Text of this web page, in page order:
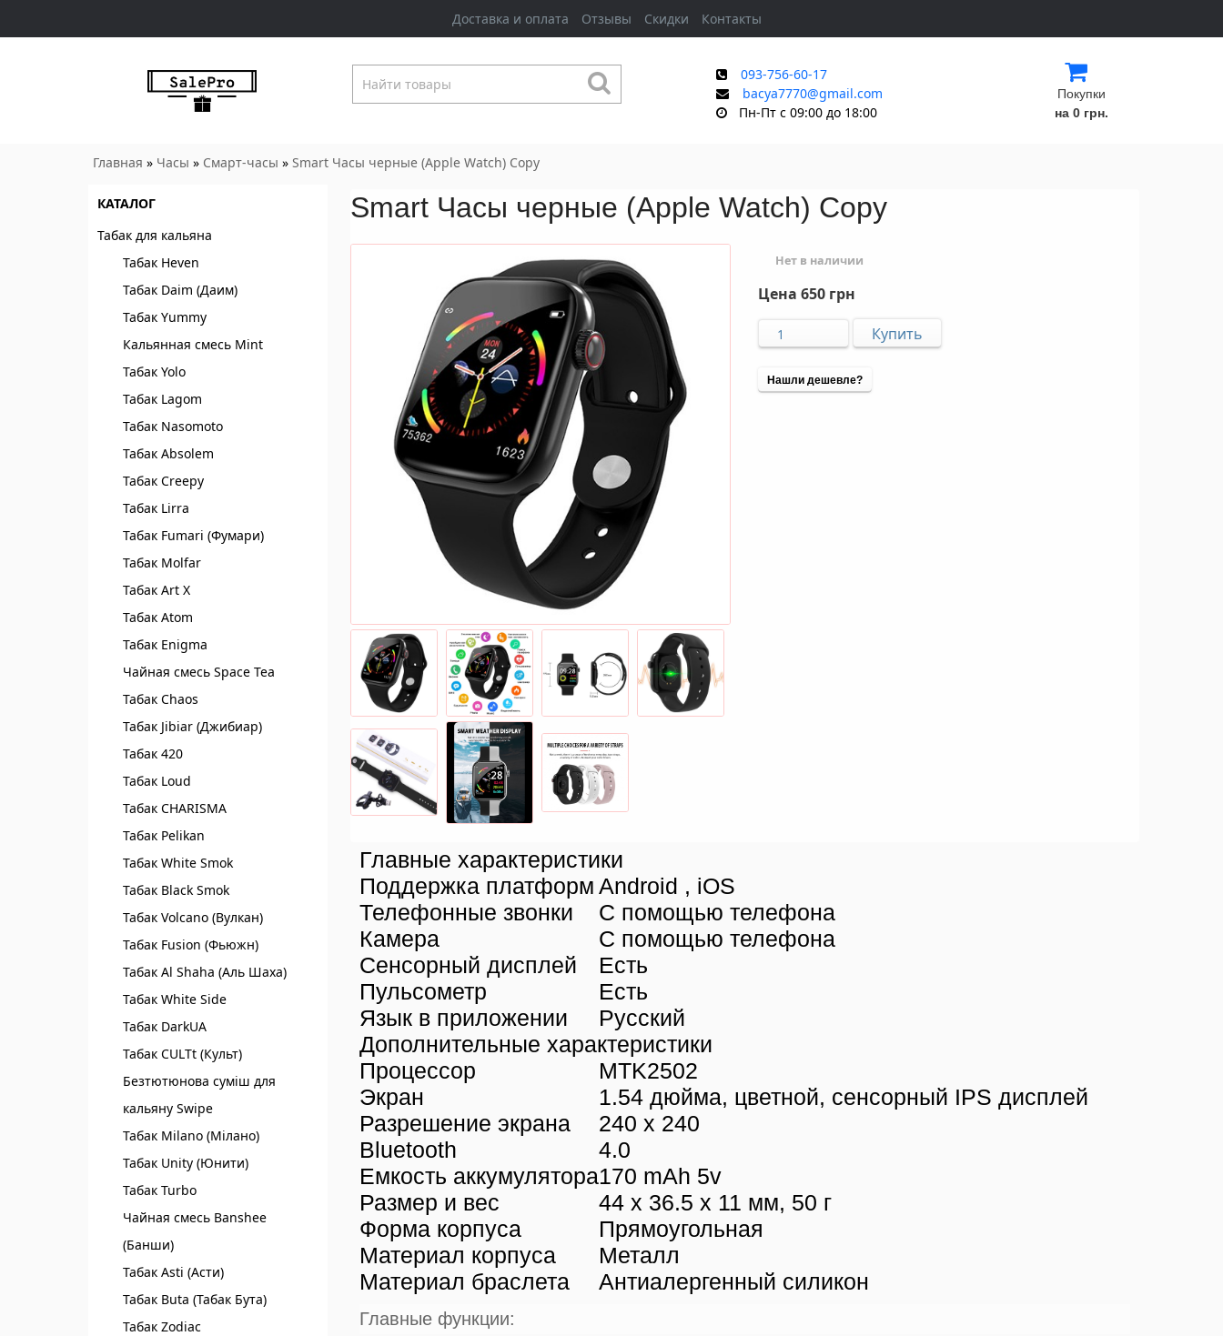
Доставка и оплата Отзывы Скидки Контакты
093-756-60-17
bacya7770@gmail.com
Пн-Пт с 09:00 до 18:00
Покупки
на 0 грн.
Главная » Часы » Смарт-часы » Smart Часы черные (Apple Watch) Copy
КАТАЛОГ
Табак для кальяна
Табак Heven
Табак Daim (Даим)
Табак Yummy
Кальянная смесь Mint
Табак Yolo
Табак Lagom
Табак Nasomoto
Табак Absolem
Табак Creepy
Табак Lirra
Табак Fumari (Фумари)
Табак Molfar
Табак Art X
Табак Atom
Табак Enigma
Чайная смесь Spaсe Tea
Табак Chaos
Табак Jibiar (Джибиар)
Табак 420
Табак Loud
Табак CHARISMA
Табак Pelikan
Табак White Smok
Табак Black Smok
Табак Volcano (Вулкан)
Табак Fusion (Фьюжн)
Табак Al Shaha (Аль Шаха)
Табак White Side
Табак DarkUA
Табак CULTt (Культ)
Безтютюнова суміш для
кальяну Swipe
Табак Milano (Мілано)
Табак Unity (Юнити)
Табак Turbo
Чайная смесь Banshee
(Банши)
Табак Asti (Асти)
Табак Buta (Табак Бута)
Табак Zodiac
Smart Часы черные (Apple Watch) Copy
Нет в наличии
Цена 650 грн
Нашли дешевле?
Главные характеристики
Поддержка платформ Android , iOS
Телефонные звонки
С помощью телефона
Камера
С помощью телефона
Сенсорный дисплей
Есть
Пульсометр
Есть
Язык в приложении
Русский
Дополнительные характеристики
Процессор
MTK2502
Экран
1.54 дюйма, цветной, сенсорный IPS дисплей
Разрешение экрана
240 х 240
Bluetooth
4.0
Емкость аккумулятора170 mAh 5v
Размер и вес
44 x 36.5 x 11 мм, 50 г
Форма корпуса
Прямоугольная
Материал корпуса
Металл
Материал браслета
Антиалергенный силикон
Главные функции: